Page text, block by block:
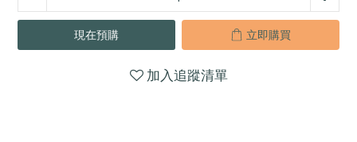
現在預購 立即購買
加入追蹤清單